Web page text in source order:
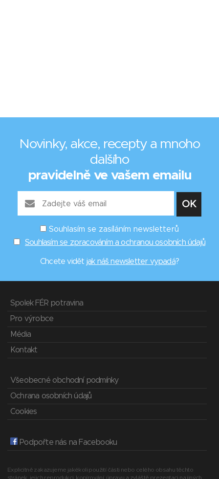
Novinky, akce, recepty a mnoho
dalšího
pravidelně ve vašem emailu
Souhlasím se zasíláním newsletterů
Souhlasím se zpracováním a ochranou osobních údajů
Chcete vidět jak náš newsletter vypadá?
Spolek FÉR potravina
Pro výrobce
Média
Kontakt
Všeobecné obchodní podmínky
Ochrana osobních údajů
Cookies
Podpořte nás na Facebooku
Explicitně zakazujeme jakékoli použití části nebo celého obsahu těchto
stránek, jejich reprodukci, kopírování, úpravu a zvláště prezentaci na jiných